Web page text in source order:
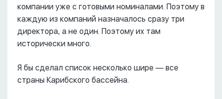
компании уже с готовыми номиналами. Поэтому в
каждую из компаний назначалось сразу три
директора, а не один. Поэтому их там
исторически много.
Я бы сделал список несколько шире –– все
страны Карибского бассейна.